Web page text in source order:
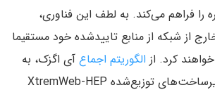
را فراهم می‌کند. به لطف این فناوری،
از شبکه از منابع تاییدشده خود مستقیما
کرد. از الگوریتم اجماع آی اگزک، به
منظور ارتباط میان زیرساخت‌های توزیع‌شده XtremWeb-HEP